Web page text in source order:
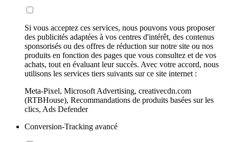
Si vous acceptez ces services, nous pouvons vous proposer
des publicités adaptées à vos centres d'intérêt, des contenus
sponsorisés ou des offres de réduction sur notre site ou nos
produits en fonction des pages que vous consultez et de vos
achats, tout en évaluant leur succès. Avec votre accord, nous
utilisons les services tiers suivants sur ce site internet :
Meta-Pixel, Microsoft Advertising, creativecdn.com
(RTBHouse), Recommandations de produits basées sur les
clics, Ads Defender
Conversion-Tracking avancé